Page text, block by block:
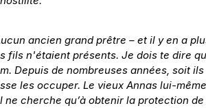
ancien grand prêtre – et il y en a
fils n'étaient présents. Je dois te dire
Depuis de nombreuses années, soit
les occuper. Le vieux Annas lui-
ne cherche qu’à obtenir la protection